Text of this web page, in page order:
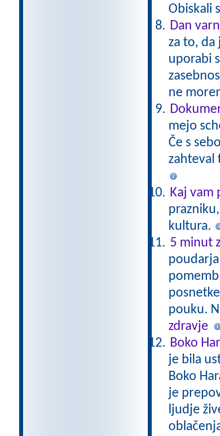
Obiskali
Dan
za to, da
uporabi
ne
mejo
Če s
zahteval
Kaj vam
kultura.
5 minut
pouku.
zdravje
Boko
je bila
Boko
je
ljudje